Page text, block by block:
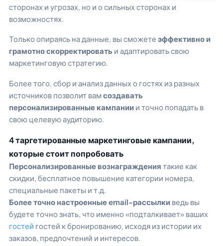
сторонах и угрозах, но и о сильных сторонах и
возможностях.
Только опираясь на данные, вы сможете эффективно и
грамотно скорректировать и адаптировать свою
маркетинговую стратегию.
Более того, сбор и анализ данных о гостях из разных
источников позволит вам создавать
персонализированные кампании и точно попадать в
свою целевую аудиторию.
4 таргетированные маркетинговые кампании,
которые стоит попробовать
Персонализированные вознаграждения такие как
скидки, бесплатное повышение категории номера,
специальные пакеты и т.д.
Более точно настроенные email-рассылки ведь вы
будете точно знать, что именно «подталкивает» ваших
гостей гостей к бронированию, исходя из истории их
заказов, предпочтений и интересов.